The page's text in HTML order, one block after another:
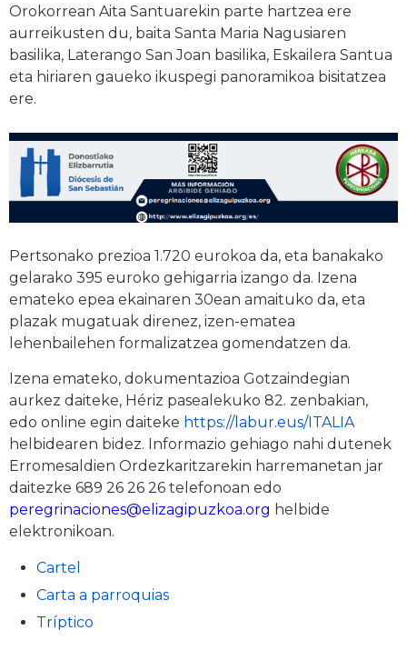
Orokorrean Aita Santuarekin parte hartzea ere
aurreikusten du, baita Santa Maria Nagusiaren
basilika, Laterango San Joan basilika, Eskailera Santua
eta hiriaren gaueko ikuspegi panoramikoa bisitatzea
ere.
Pertsonako prezioa 1.720 eurokoa da, eta banakako
gelarako 395 euroko gehigarria izango da. Izena
emateko epea ekainaren 30ean amaituko da, eta
plazak mugatuak direnez, izen-ematea
lehenbailehen formalizatzea gomendatzen da.
Izena emateko, dokumentazioa Gotzaindegian
aurkez daiteke, Hériz pasealekuko 82. zenbakian,
edo online egin daiteke https://labur.eus/ITALIA
helbidearen bidez. Informazio gehiago nahi dutenek
Erromesaldien Ordezkaritzarekin harremanetan jar
daitezke 689 26 26 26 telefonoan edo
peregrinaciones@elizagipuzkoa.org helbide
elektronikoan.
Cartel
Carta a parroquias
Tríptico